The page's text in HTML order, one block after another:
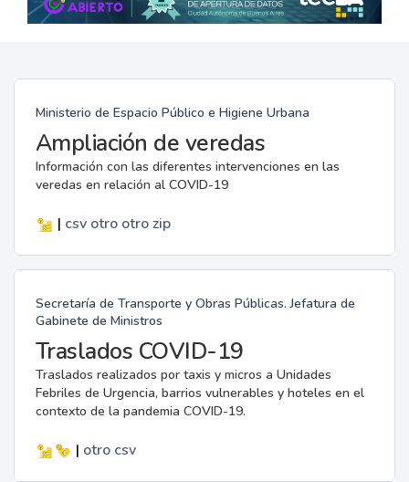
Ministerio de Espacio Público e Higiene Urbana
Ampliación de veredas
Información con las diferentes intervenciones en las
veredas en relación al COVID-19
| csv otro otro zip
Secretaría de Transporte y Obras Públicas. Jefatura de
Gabinete de Ministros
Traslados COVID-19
Traslados realizados por taxis y micros a Unidades
Febriles de Urgencia, barrios vulnerables y hoteles en el
contexto de la pandemia COVID-19.
| otro csv